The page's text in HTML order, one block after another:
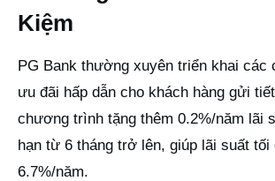
Kiệm
PG Bank thường xuyên triển khai các
ưu đãi hấp dẫn cho khách hàng gửi
chương trình tặng thêm 0.2%/năm lãi
hạn từ 6 tháng trở lên, giúp lãi suất tối
6.7%/năm.